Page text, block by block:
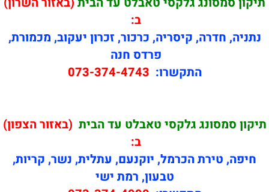
ב:
נתניה, חדרה, קיסריה, כרכור, זכרון יעקוב, מכמורת,
פרדס חנה
התקשרו: 073-374-4743
תיקון סמסונג גלקסי טאבלט עד הבית (באזור הצפון)
ב:
חיפה, טירת הכרמל, יוקנעם, עתלית, נשר, קריות,
טבעון, רמת ישי